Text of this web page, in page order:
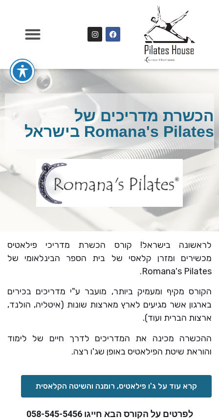
הכשרת מדריכים של
Romana's Pilates בישראל
לראשונה בישראל! קורס הכשרת מדריכי פילאטיס
מכשירים ומזרן קלאסי של בית הספר הבינלאומי של
Romana's Pilates.
הקורס מקיף ומעמיק ביותר, מועבר ע"י מדריכים בכירים
בארגון אשר מגיעים לארץ מארצות שונות (איטליה, הולנד,
ארצות הברית ועוד).
ההכשרה מכינה את המדריכים לדרך חיים של לימוד
והוראת שיטת הפילאטיס באופן שג'ו רצה.
קרא עוד על ג'ו פילאטיס, רומנה והשיטה הקלאסית
לפרטים על הקורס הבא חייגו 058-545-5456